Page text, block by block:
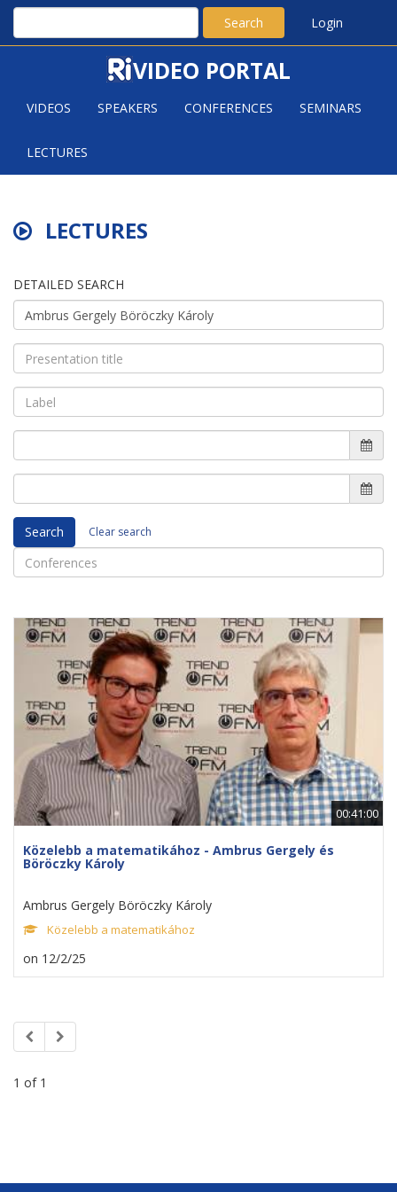
Search Login
VIDEO PORTAL
VIDEOS SPEAKERS CONFERENCES SEMINARS
LECTURES
LECTURES
DETAILED SEARCH
Search Clear search
00:41:00
Közelebb a matematikához - Ambrus Gergely és
Böröczky Károly
Ambrus Gergely Böröczky Károly
Közelebb a matematikához
on 12/2/25
1 of 1